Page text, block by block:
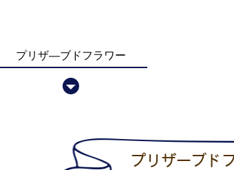
プリザ―ブドフラワー
プリザーブド